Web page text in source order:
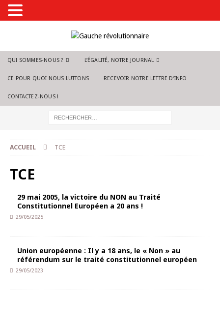
QUI SOMMES-NOUS ? L’ÉGALITÉ, NOTRE JOURNAL
CE POUR QUOI NOUS LUTTONS RECEVOIR NOTRE LETTRE D’INFO
CONTACTEZ-NOUS !
ACCUEIL TCE
TCE
29 mai 2005, la victoire du NON au Traité
Constitutionnel Européen a 20 ans !
29/05/2025
Union européenne : Il y a 18 ans, le « Non » au
référendum sur le traité constitutionnel européen
29/05/2023